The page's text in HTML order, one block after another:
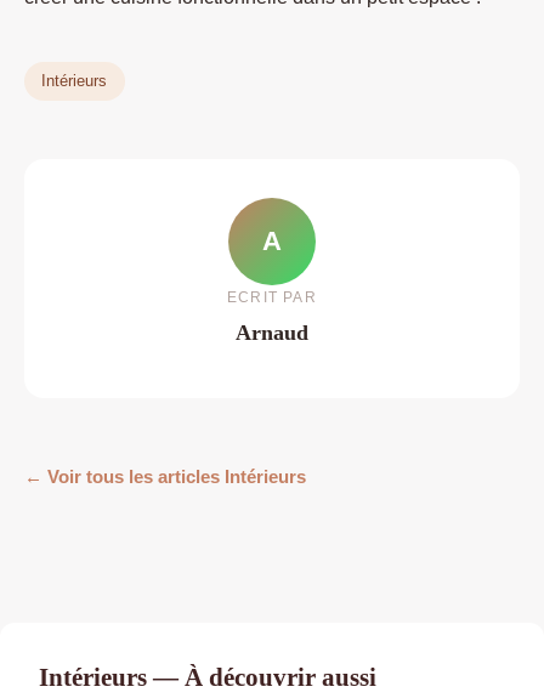
Intérieurs
A
ECRIT PAR
Arnaud
← Voir tous les articles Intérieurs
Intérieurs — À découvrir aussi